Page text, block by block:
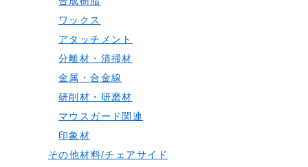
ワックス
アタッチメント
分離材・清掃材
金属・合金線
研削材・研磨材
マウスガード関連
印象材
その他材料/チェアサイド